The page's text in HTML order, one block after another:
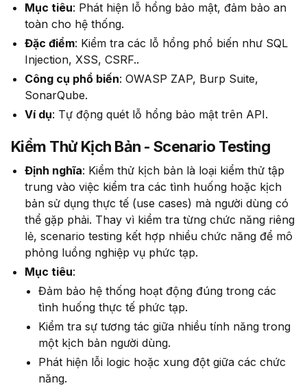
Mục tiêu: Phát hiện lỗ hổng bảo mật, đảm bảo an
toàn cho hệ thống.
Đặc điểm: Kiểm tra các lỗ hổng phổ biến như SQL
Injection, XSS, CSRF..
Công cụ phổ biến: OWASP ZAP, Burp Suite,
SonarQube.
Ví dụ: Tự động quét lỗ hổng bảo mật trên API.
Kiểm Thử Kịch Bản - Scenario Testing
Định nghĩa: Kiểm thử kịch bản là loại kiểm thử tập
trung vào việc kiểm tra các tình huống hoặc kịch
bản sử dụng thực tế (use cases) mà người dùng có
thể gặp phải. Thay vì kiểm tra từng chức năng riêng
lẻ, scenario testing kết hợp nhiều chức năng để mô
phỏng luồng nghiệp vụ phức tạp.
Mục tiêu:
Đảm bảo hệ thống hoạt động đúng trong các
tình huống thực tế phức tạp.
Kiểm tra sự tương tác giữa nhiều tính năng trong
một kịch bản người dùng.
Phát hiện lỗi logic hoặc xung đột giữa các chức
năng.